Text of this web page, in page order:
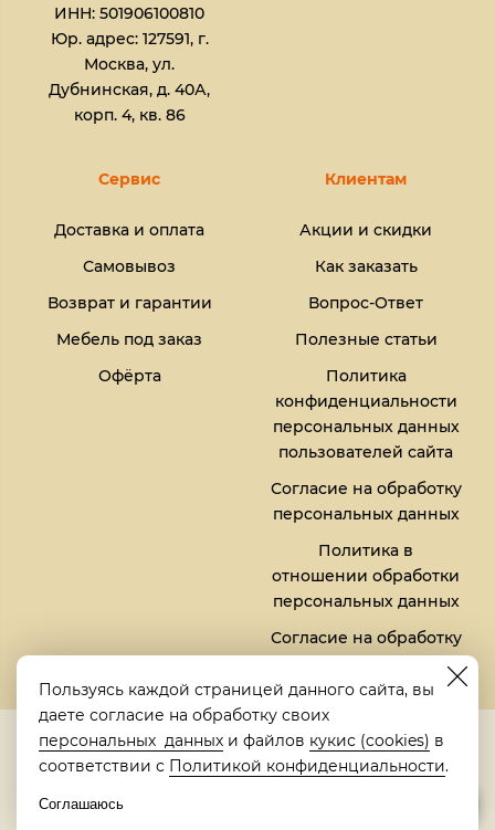
ИНН: 501906100810
Юр. адрес: 127591, г.
Москва, ул.
Дубнинская, д. 40А,
корп. 4, кв. 86
Сервис
Доставка и оплата
Самовывоз
Возврат и гарантии
Мебель под заказ
Офёрта
Клиентам
Акции и скидки
Как заказать
Вопрос-Ответ
Полезные статьи
Политика
конфиденциальности
персональных данных
пользователей сайта
Согласие на обработку
персональных данных
Политика в
отношении обработки
персональных данных
Согласие на обработку
файлов кукис (cookies)
5,0
Рейтинг в Яндексе
Пользуясь каждой страницей данного сайта, вы
даете согласие на обработку своих
персональных данных и файлов кукис (cookies) в
соответствии с Политикой конфиденциальности.
Соглашаюсь